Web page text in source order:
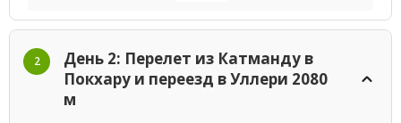
2
День 2: Перелет из Катманду в
Покхару и переезд в Уллери 2080
м